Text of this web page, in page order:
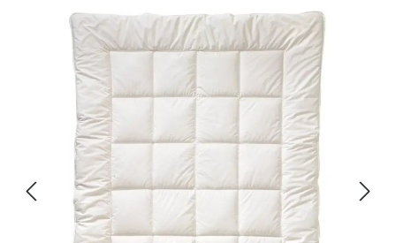
Bildergalerie überspringen